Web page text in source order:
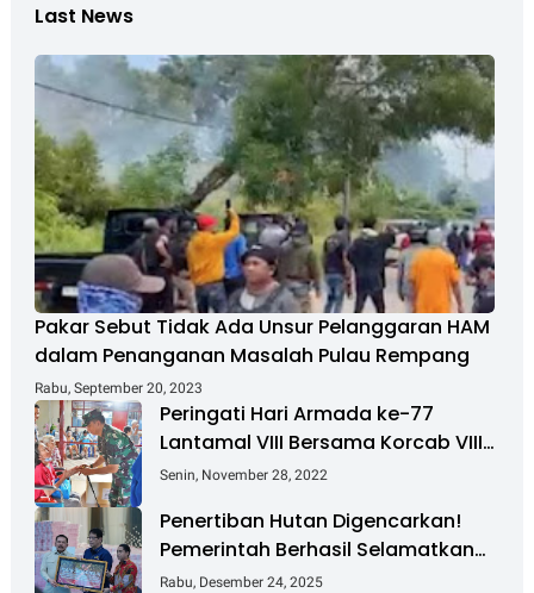
Last News
Pakar Sebut Tidak Ada Unsur Pelanggaran HAM
dalam Penanganan Masalah Pulau Rempang
Rabu, September 20, 2023
Peringati Hari Armada ke-77
Lantamal VIII Bersama Korcab VIII
DJA II Laksanakan Bakti Sosial
Senin, November 28, 2022
Penertiban Hutan Digencarkan!
Pemerintah Berhasil Selamatkan
Rp 6 T dan Kuasai Kembali 4 Juta
Rabu, Desember 24, 2025